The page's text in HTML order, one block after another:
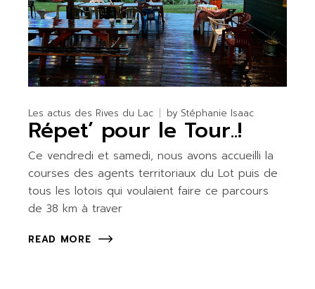
Les actus des Rives du Lac by Stéphanie Isaac
Répet’ pour le Tour..!
Ce vendredi et samedi, nous avons accueilli la
courses des agents territoriaux du Lot puis de
tous les lotois qui voulaient faire ce parcours
de 38 km à traver
READ MORE